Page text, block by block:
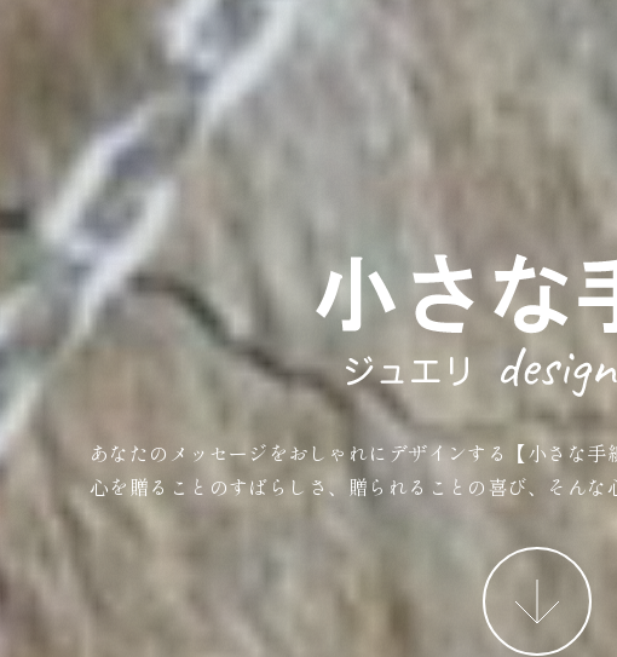
あなたのメッセージをおしゃれにデザインする【小さな手
心を贈ることのすばらしさ、贈られることの喜び、そんな
More